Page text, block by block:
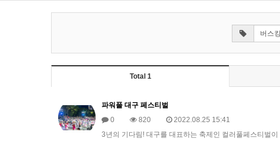
Total 1
파워풀 대구 페스티벌
0
820
2022.08.25 15:41
3년의 기다림! 대구를 대표하는 축제인 컬러풀페스티벌